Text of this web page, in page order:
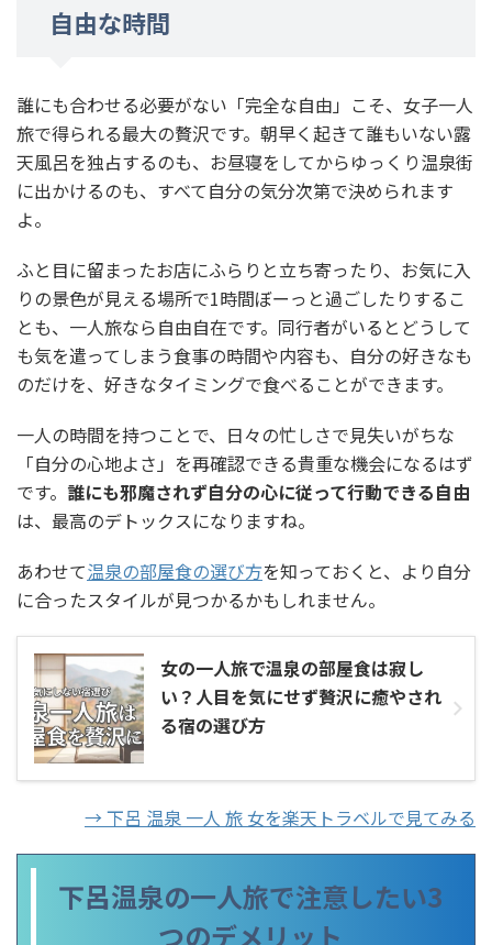
自由な時間
誰にも合わせる必要がない「完全な自由」こそ、女子一人
旅で得られる最大の贅沢です。朝早く起きて誰もいない露
天風呂を独占するのも、お昼寝をしてからゆっくり温泉街
に出かけるのも、すべて自分の気分次第で決められます
よ。
ふと目に留まったお店にふらりと立ち寄ったり、お気に入
りの景色が見える場所で1時間ぼーっと過ごしたりするこ
とも、一人旅なら自由自在です。同行者がいるとどうして
も気を遣ってしまう食事の時間や内容も、自分の好きなも
のだけを、好きなタイミングで食べることができます。
一人の時間を持つことで、日々の忙しさで見失いがちな
「自分の心地よさ」を再確認できる貴重な機会になるはず
です。 誰にも邪魔されず自分の心に従って行動できる自由
は、最高のデトックスになりますね。
あわせて温泉の部屋食の選び方を知っておくと、より自分
に合ったスタイルが見つかるかもしれません。
女の一人旅で温泉の部屋食は寂し
い？人目を気にせず贅沢に癒やされ
る宿の選び方
→ 下呂 温泉 一人 旅 女を楽天トラベルで見てみる
下呂温泉の一人旅で注意したい3
つのデメリット